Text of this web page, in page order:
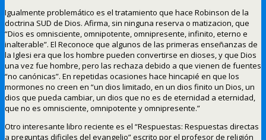
Igualmente problemático es el tratamiento que hace Robinson de la
doctrina SUD de Dios. Afirma, sin ninguna reserva o matizacion, que
“Dios es omnisciente, omnipotente, omnipresente, infinito, eterno e
inalterable”. El Reconoce que algunos de las primeras enseñanzas de
la Iglesi era que los hombre pueden convertirse en dioses, y que Dios
una vez fue hombre, pero las rechaza debido a que vienen de fuentes
“no canónicas”. En repetidas ocasiones hace hincapié en que los
mormones no creen en “un dios limitado, en un dios finito un Dios, un
dios que pueda cambiar, un dios que no es de eternidad a eternidad,
que no es omnisciente, omnipotente y omnipresente.”
Otro interesante libro reciente es el “Respuestas: Respuestas directas
a preguntas dificiles del evangelio” escrito por el profesor de religión